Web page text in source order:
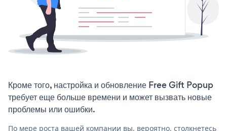
Кроме того, настройка и обновление Free Gift Popup
требует еще больше времени и может вызвать новые
проблемы или ошибки.
По мере роста вашей компании вы, вероятно, столкнетесь